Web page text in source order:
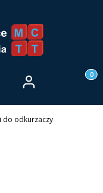
Zaloguj się
do odkurzaczy